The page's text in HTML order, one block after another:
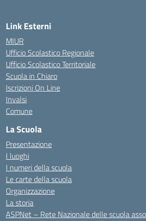
Link Esterni
MIUR
Ufficio Scolastico Regionale
Ufficio Scolastico Territoriale
Scuola in Chiaro
Iscrizioni On Line
Invalsi
Comune
La Scuola
Presentazione
I luoghi
I numeri della scuola
Le carte della scuola
Organizzazione
La storia
ASPNet – Rete Nazionale delle scuola